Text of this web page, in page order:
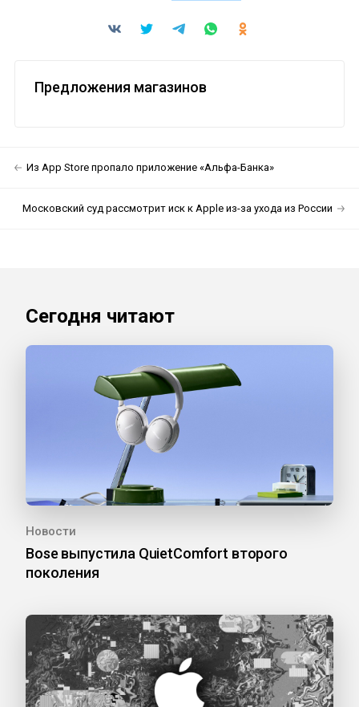
Предложения магазинов
Из App Store пропало приложение «Альфа-Банка»
Московский суд рассмотрит иск к Apple из-за ухода из России
Сегодня читают
Новости
Bose выпустила QuietComfort второго
поколения